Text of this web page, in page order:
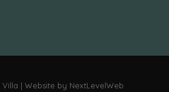
Villa | Website by NextLevelWeb